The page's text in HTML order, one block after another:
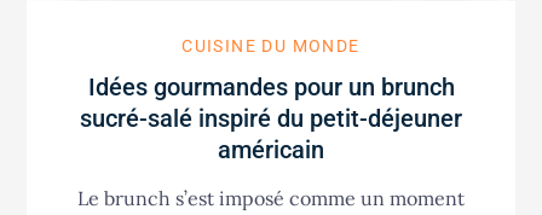
CUISINE DU MONDE
Idées gourmandes pour un brunch
sucré-salé inspiré du petit-déjeuner
américain
Le brunch s’est imposé comme un moment